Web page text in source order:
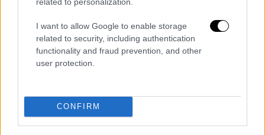
I want to allow Google to enable storage
related to security, including authentication
functionality and fraud prevention, and other
user protection.
CONFIRM
εβδομάδα»: Τα συγκινητικά λόγια του
Τάσου Ιορδανίδη για τον Νίκο Γαλανό